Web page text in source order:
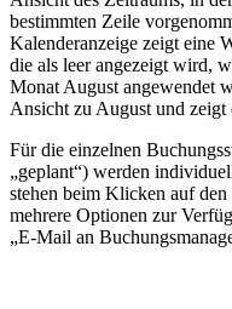
bestimmten Zeile
Kalenderanzeige zeigt eine
die als leer angezeigt wird,
Monat August angewendet
Ansicht zu August und zeigt
Für die einzelnen
„geplant“) werden
stehen beim Klicken auf
mehrere Optionen zur
„E-Mail an